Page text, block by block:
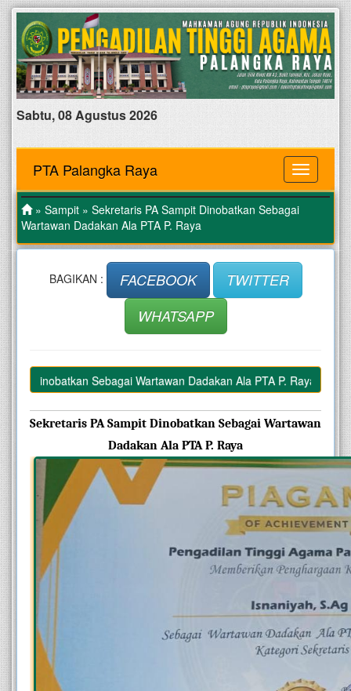
Sabtu, 08 Agustus 2026
MENU
PTA Palangka Raya
» Sampit » Sekretaris PA Sampit Dinobatkan Sebagai
Wartawan Dadakan Ala PTA P. Raya
BAGIKAN : FACEBOOK
TWITTER
WHATSAPP
Sebagai Wartawan Dadakan Ala PTA P. Raya
Sekretaris PA Sampit Dinobatkan Sebagai Wartawan
Dadakan Ala PTA P. Raya